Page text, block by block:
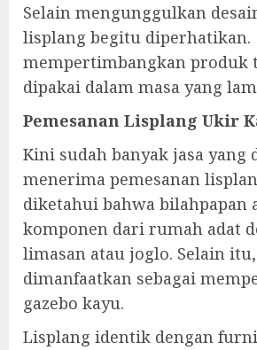
Selain mengunggulkan
lisplang begitu diperhatikan.
mempertimbangkan produk
dipakai dalam masa yang
Pemesanan Lisplang Ukir
Kini sudah banyak jasa yang
menerima pemesanan
diketahui bahwa bilahpapan
komponen dari rumah adat
limasan atau joglo. Selain
dimanfaatkan sebagai
gazebo kayu.
Lisplang identik dengan